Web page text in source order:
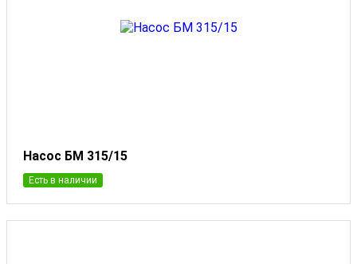
Насос БМ 315/15
Есть в наличии